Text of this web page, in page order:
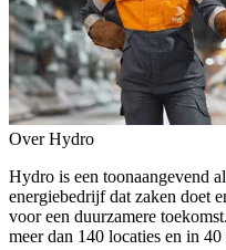
Over Hydro
Hydro is een toonaangevend
energiebedrijf dat zaken doet
voor een duurzamere
meer dan 140 locaties en in 40